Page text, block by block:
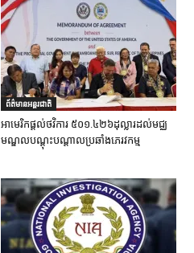
ព័ត៌មានអន្តរជាតិ
អាមេរិកផ្តល់ថវិការ ៥០១.៤២៦ដុល្លារដល់មជ្ឈ
មណ្ឌលបណ្តុះបណ្តាលប្រឆាំងភេរវកម្ម